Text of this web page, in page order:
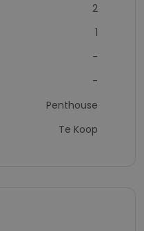
2
1
-
-
Penthouse
Te Koop